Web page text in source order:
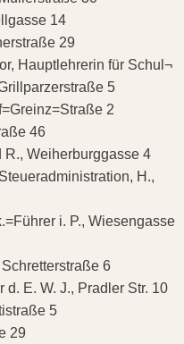
14
29
Hauptlehrerin für Schul¬
5
2
46
R., Weiherburggasse 4
H.,
i. P., Wiesengasse
6
E. W. J., Pradler Str. 10
5
29